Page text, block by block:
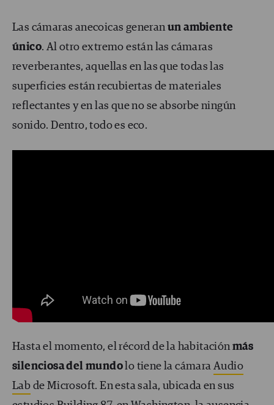
Las cámaras anecoicas generanun ambiente
único. Al otro extremo están las cámaras
reverberantes, aquellas en las que todas las
superficies están recubiertas de materiales
reflectantes y en las que no se absorbe ningún
sonido. Dentro, todo es eco.
Hasta el momento, el récord de la habitaciónmás
silenciosa del mundolo tiene la cámara Audio
Lab de Microsoft. En esta sala, ubicada en sus